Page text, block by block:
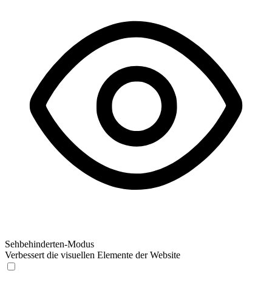
Sehbehinderten-Modus
Verbessert die visuellen Elemente der Website